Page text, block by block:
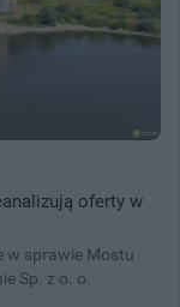
oferty w
w sprawie Mostu
Sp. z o. o.